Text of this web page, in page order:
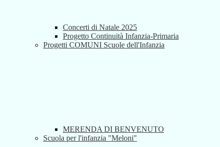
Concerti di Natale 2025
Progetto Continuità Infanzia-Primaria
Progetti COMUNI Scuole dell'Infanzia
MERENDA DI BENVENUTO
Scuola per l'infanzia "Meloni"